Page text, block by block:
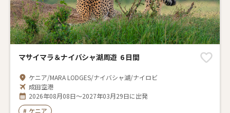
マサイマラ＆ナイバシャ湖周遊 6 日間
ケニア/MARA LODGES/ナイバシャ湖/ナイロビ
成田空港
2026年08月08日～2027年03月29日に出発
# ケニア